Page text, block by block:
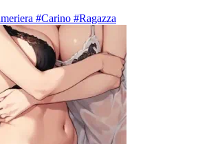
#Carino #Ragazza